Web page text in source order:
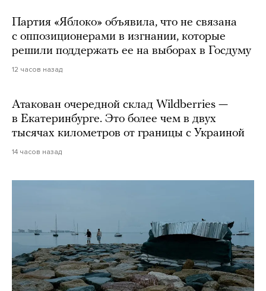
Партия «Яблоко» объявила, что не связана
с оппозиционерами в изгнании, которые
решили поддержать ее на выборах в Госдуму
12 часов назад
Атакован очередной склад Wildberries —
в Екатеринбурге. Это более чем в двух
тысячах километров от границы с Украиной
14 часов назад